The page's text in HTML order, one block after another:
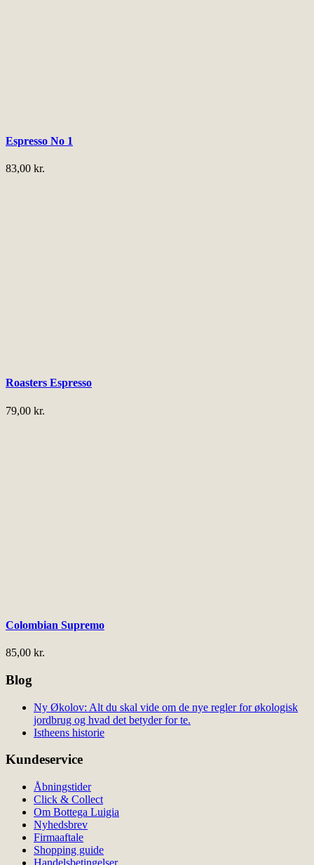
Espresso No 1
83,00 kr.
Roasters Espresso
79,00 kr.
Colombian Supremo
85,00 kr.
Blog
Ny Økolov: Alt du skal vide om de nye regler for økologisk
jordbrug og hvad det betyder for te.
Istheens historie
Kundeservice
Åbningstider
Click & Collect
Om Bottega Luigia
Nyhedsbrev
Firmaaftale
Shopping guide
Handelsbetingelser